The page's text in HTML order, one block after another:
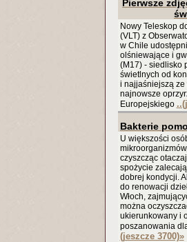
Pierwsze
Nowy Teleskop
(VLT) z
w Chile
olśniewające i
(M17) - siedlisko
świetlnych od
i najjaśniejszą ze
najnowsze
Europejskiego
Bakterie
U większości
czyszcząc
spożycie
dobrej kondycji.
do renowacji
Włoch,
można
ukierunkowany i
poszanowania
(jeszcze 3700)»